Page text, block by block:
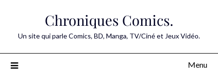
Chroniques Comics.
Un site qui parle Comics, BD, Manga, TV/Ciné et Jeux Vidéo.
Menu